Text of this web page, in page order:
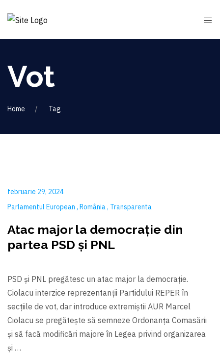
Vot
Home Tag
februarie 29, 2024
Parlamentul European România Transparenta
Atac major la democrație din
partea PSD și PNL
PSD și PNL pregătesc un atac major la democrație.
Ciolacu interzice reprezentanții Partidului REPER în
secțiile de vot, dar introduce extremiștii AUR Marcel
Ciolacu se pregătește să semneze Ordonanța Comasării
și să facă modificări majore în Legea privind organizarea
și …